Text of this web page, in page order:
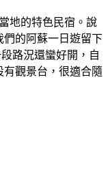
地的特色民宿。說
們的阿蘇一日遊留下
路況還蠻好開，自
有觀景台，很適合隨